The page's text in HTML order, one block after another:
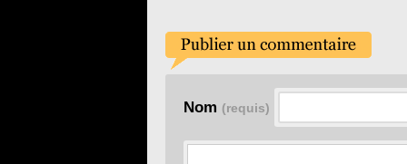
Nom (requis)